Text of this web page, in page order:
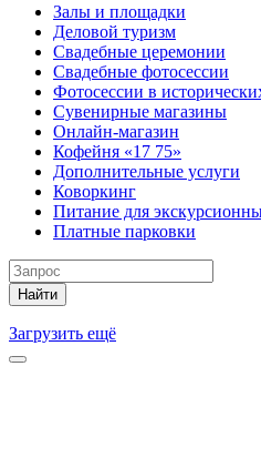
Залы и площадки
Деловой туризм
Свадебные церемонии
Свадебные фотосессии
Фотосессии в
Сувенирные магазины
Онлайн-магазин
Кофейня «17 75»
Дополнительные услуги
Коворкинг
Питание для
Платные парковки
Найти
Загрузить ещё